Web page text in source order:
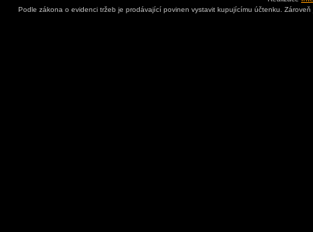
Podle zákona o evidenci tržeb je prodávající povinen vystavit kupujícímu účtenku.